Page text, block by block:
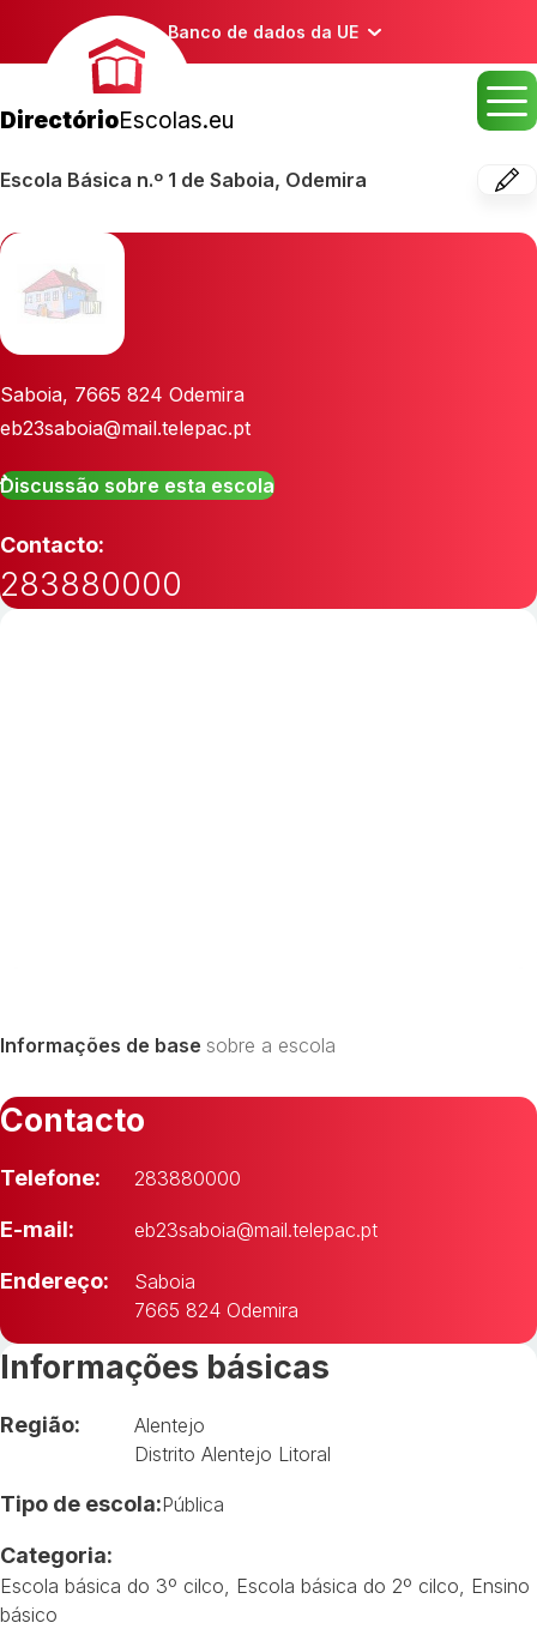
Banco de dados da UE
DirectórioEscolas.eu
Escola Básica n.º 1 de Saboia, Odemira
Saboia, 7665 824 Odemira
eb23saboia@mail.telepac.pt
Discussão sobre esta escola
Contacto:
283880000
Informações de base sobre a escola
Contacto
Telefone: 283880000
E-mail: eb23saboia@mail.telepac.pt
Endereço:
Saboia
7665 824 Odemira
Informações básicas
Região:
Alentejo
Distrito Alentejo Litoral
Tipo de escola:Pública
Categoria:
Escola básica do 3º cilco Escola básica do 2º cilco Ensino
básico